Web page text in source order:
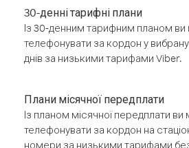
30-денні тарифні плани
Із 30-денним тарифним планом
телефонувати за кордон у
днів за низькими тарифами Viber.
Плани місячної передплати
Із планом місячної передплати
телефонувати за кордон на
номери за низькими тарифами без